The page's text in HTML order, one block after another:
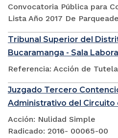
Convocatoria Pública para
Lista Año 2017 De
Tribunal Superior del
Bucaramanga - Sala
Referencia: Acción de Tutela
Juzgado Tercero
Administrativo del Circuito
Acción: Nulidad Simple
Radicado: 2016- 00065-00